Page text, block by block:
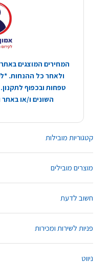
קטגוריות מובילות
מוצרים מובילים
חשוב לדעת
פניות לשירות ומכירות
ניווט
המחירים המוצגים
ולאחר כל ההנחות.
טפחות ובכפוף
השונים ו/או באתר